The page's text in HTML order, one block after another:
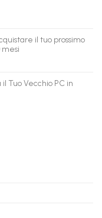
il tuo prossimo
mesi
Tuo Vecchio PC in